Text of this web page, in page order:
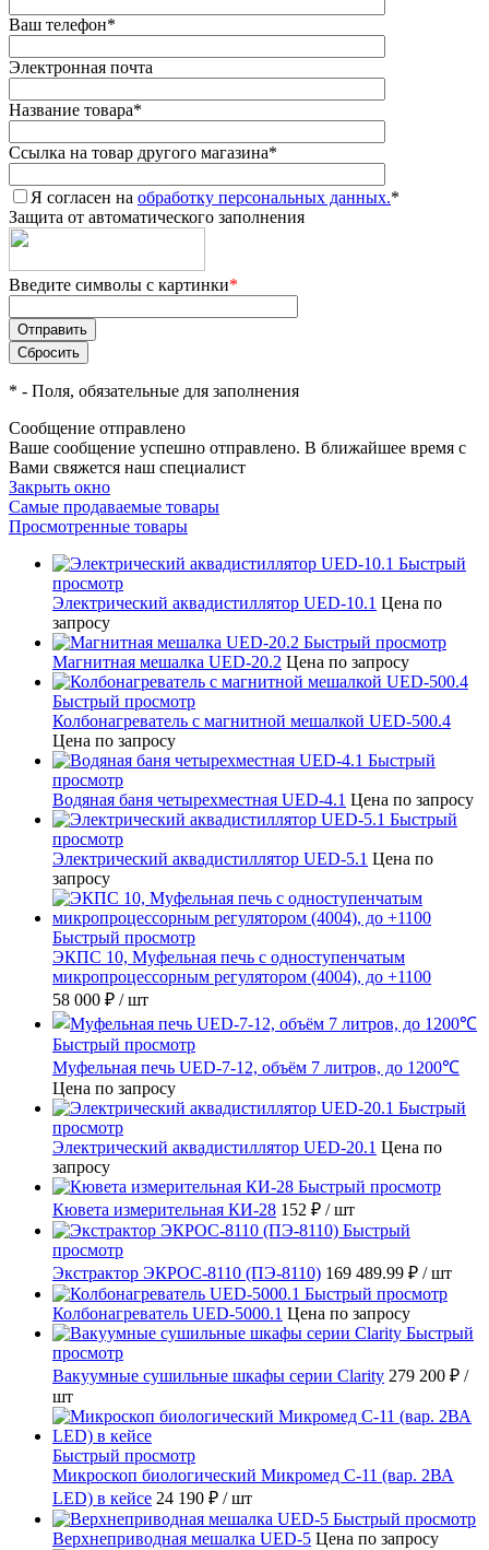
Ваш телефон*
Электронная почта
Название товара*
Ссылка на товар другого магазина*
Я согласен на обработку персональных данных.*
Защита от автоматического заполнения
Введите символы с картинки*
* - Поля, обязательные для заполнения
Сообщение отправлено
Ваше сообщение успешно отправлено. В ближайшее время с
Вами свяжется наш специалист
Закрыть окно
Самые продаваемые товары
Просмотренные товары
Быстрый
просмотр
Электрический аквадистиллятор UED-10.1 Цена по
запросу
Быстрый просмотр
Магнитная мешалка UED-20.2 Цена по запросу
Быстрый просмотр
Колбонагреватель с магнитной мешалкой UED-500.4
Цена по запросу
Быстрый
просмотр
Водяная баня четырехместная UED-4.1 Цена по запросу
Быстрый
просмотр
Электрический аквадистиллятор UED-5.1 Цена по
запросу
Быстрый просмотр
ЭКПС 10, Муфельная печь с одноступенчатым
микропроцессорным регулятором (4004), до +1100
58 000 ₽ / шт
Быстрый просмотр
Муфельная печь UED-7-12, объём 7 литров, до 1200℃
Цена по запросу
Быстрый
просмотр
Электрический аквадистиллятор UED-20.1 Цена по
запросу
Быстрый просмотр
Кювета измерительная КИ-28 152 ₽ / шт
Быстрый
просмотр
Экстрактор ЭКРОС-8110 (ПЭ-8110) 169 489.99 ₽ / шт
Быстрый просмотр
Колбонагреватель UED-5000.1 Цена по запросу
Быстрый
просмотр
Вакуумные сушильные шкафы серии Clarity 279 200 ₽ /
шт
Быстрый просмотр
Микроскоп биологический Микромед С-11 (вар. 2ВА
LED) в кейсе 24 190 ₽ / шт
Быстрый просмотр
Верхнеприводная мешалка UED-5 Цена по запросу